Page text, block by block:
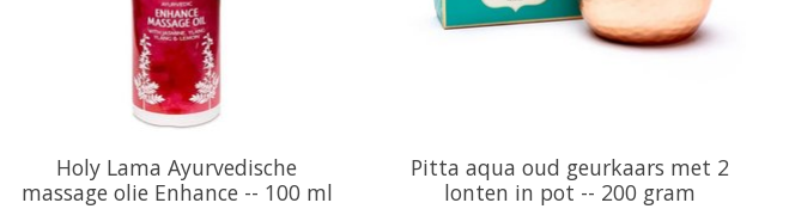
Holy Lama Ayurvedische
massage olie Enhance -- 100 ml
Pitta aqua oud geurkaars met 2
lonten in pot -- 200 gram